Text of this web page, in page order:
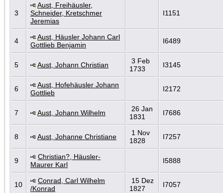
3
Aust, Freihäusler,
Schneider, Kretschmer
Jeremias
I1151
4
Aust, Häusler Johann Carl
Gottlieb Benjamin
I6489
5 Aust, Johann Christian
3 Feb
1733
I3145
6
Aust, Hofehäusler Johann
Gottlieb
I2172
7 Aust, Johann Wilhelm
26 Jan
1831
I7686
8 Aust, Johanne Christiane
1 Nov
1828
I7257
9
Christian?, Häusler-
Maurer Karl
I5888
10
Conrad, Carl Wilhelm
/Konrad
15 Dez
1827
I7057